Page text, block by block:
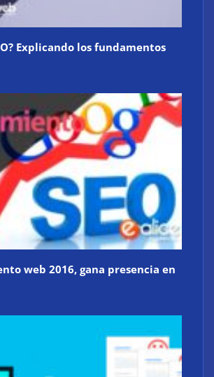
Explicando los fundamentos
web 2016, gana presencia en